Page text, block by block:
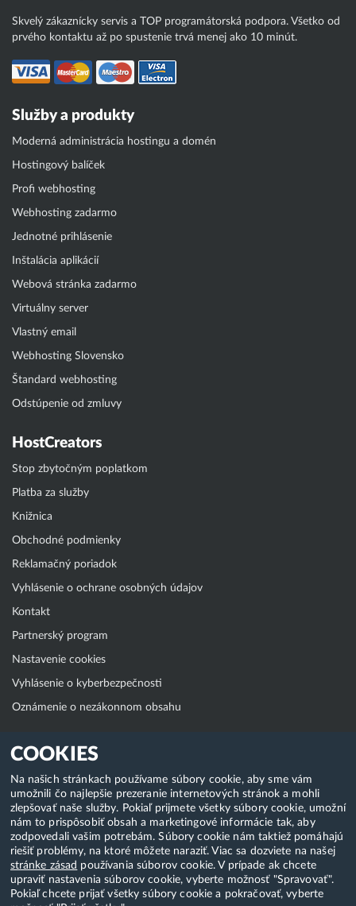
COOKIES
Na našich stránkach používame súbory cookie, aby sme vám
umožnili čo najlepšie prezeranie internetových stránok a mohli
zlepšovať naše služby. Pokiaľ prijmete všetky súbory cookie, umožní
nám to prispôsobiť obsah a marketingové informácie tak, aby
zodpovedali vašim potrebám. Súbory cookie nám taktiež pomáhajú
riešiť problémy, na ktoré môžete naraziť. Viac sa dozviete na našej
stránke zásad používania súborov cookie. V prípade ak chcete
upraviť nastavenia súborov cookie, vyberte možnosť "Spravovať".
Pokiaľ chcete prijať všetky súbory cookie a pokračovať, vyberte
Skvelý zákaznícky servis a TOP programátorská podpora. Všetko od
prvého kontaktu až po spustenie trvá menej ako 10 minút.
Služby a produkty
Moderná administrácia hostingu a domén
Hostingový balíček
Profi webhosting
Webhosting zadarmo
Jednotné prihlásenie
Inštalácia aplikácií
Webová stránka zadarmo
Virtuálny server
Vlastný email
Webhosting Slovensko
Štandard webhosting
Odstúpenie od zmluvy
HostCreators
Stop zbytočným poplatkom
Platba za služby
Knižnica
Obchodné podmienky
Reklamačný poriadok
Vyhlásenie o ochrane osobných údajov
Kontakt
Partnerský program
Nastavenie cookies
Vyhlásenie o kyberbezpečnosti
Oznámenie o nezákonnom obsahu
Klientská zóna
WebAdmin
WebMail
Zmena hesla (E-mail, FTP, SSH)
Webhosting
Domény